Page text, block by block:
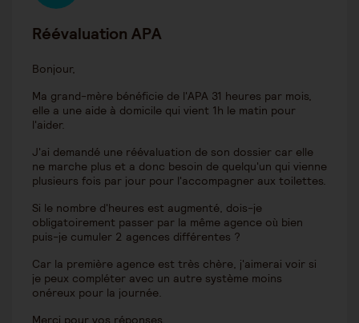
Réévaluation APA
Bonjour,
Ma grand-mère bénéficie de l'APA 31 heures par mois,
elle a une aide à domicile qui vient 1h le matin pour
l'aider.
J'ai demandé une réévaluation de son dossier car elle
ne marche plus et a donc besoin de quelqu'un qui vienne
plusieurs fois par jour pour l'accompagner aux toilettes.
Si le nombre d'heures est augmenté, dois-je
obligatoirement passer par la même agence où bien
puis-je cumuler 2 agences différentes ?
Car la première agence est très chère, j'aimerai voir si
je peux compléter avec un autre système moins
onéreux pour la journée.
Merci pour vos réponses.